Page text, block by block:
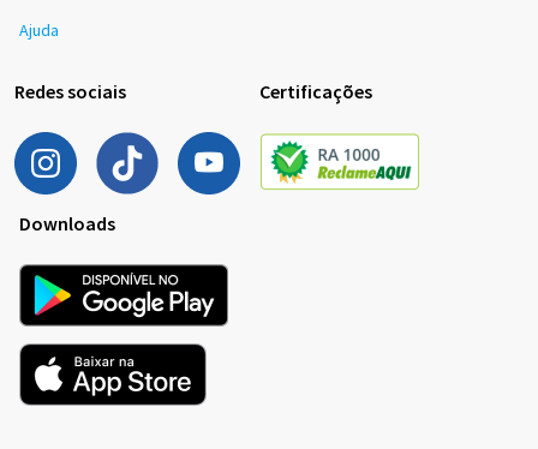
Ajuda
Redes sociais Certificações
Downloads